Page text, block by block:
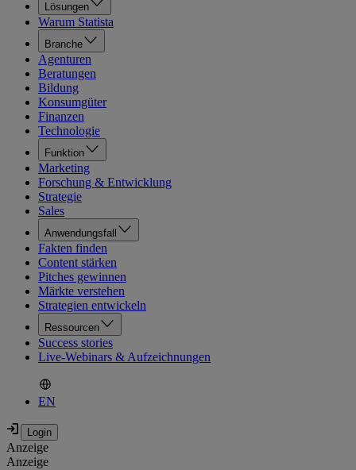
Lösungen
Warum Statista
Branche
Agenturen
Beratungen
Bildung
Konsumgüter
Finanzen
Technologie
Funktion
Marketing
Forschung & Entwicklung
Strategie
Sales
Anwendungsfall
Fakten finden
Content stärken
Pitches gewinnen
Märkte verstehen
Strategien entwickeln
Ressourcen
Success stories
Live-Webinars & Aufzeichnungen
EN
Anzeige
Anzeige